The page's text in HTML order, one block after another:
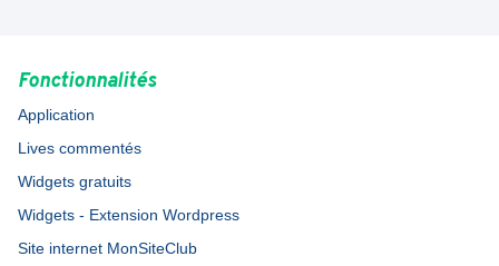
Fonctionnalités
Application
Lives commentés
Widgets gratuits
Widgets - Extension Wordpress
Site internet MonSiteClub